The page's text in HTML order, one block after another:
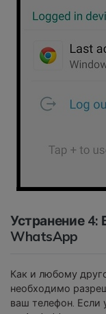
Устранение
WhatsApp
Как и любому
необходимо
ваш телефон. Если